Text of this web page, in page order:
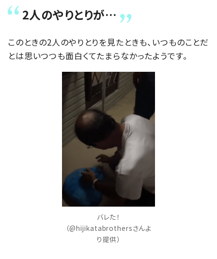
2人のやりとりが…
このときの2人のやりとりを見たときも、いつものことだ
とは思いつつも面白くてたまらなかったようです。
バレた！
（@hijikatabrothersさんよ
り提供）